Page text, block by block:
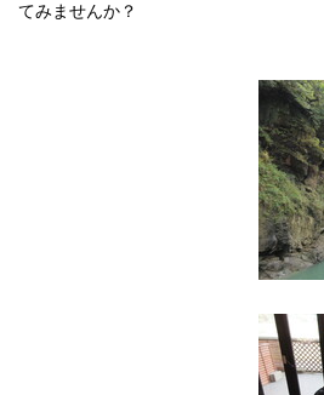
てみませんか？